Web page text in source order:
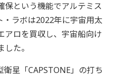
保という機能でアルテミス
ラボは2022年に宇宙用太
アロを買収し、宇宙船向け
た。
星「CAPSTONE」の打ち